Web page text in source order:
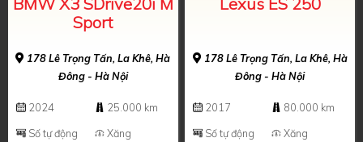
Sport
178 Lê Trọng Tấn, La Khê, Hà
Đông - Hà Nội
2024
25.000 km
Số tự động
Xăng
178 Lê Trọng Tấn, La Khê, Hà
Đông - Hà Nội
2017
80.000 km
Số tự động
Xăng